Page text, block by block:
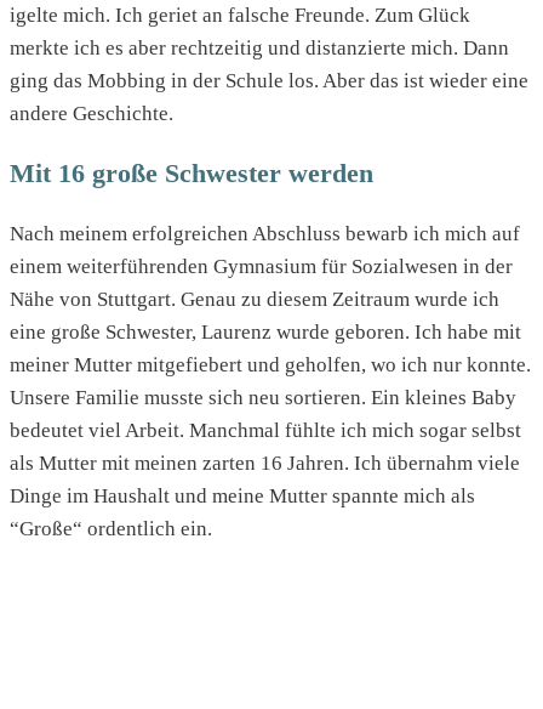
igelte mich. Ich geriet an falsche Freunde. Zum Glück
merkte ich es aber rechtzeitig und distanzierte mich. Dann
ging das Mobbing in der Schule los. Aber das ist wieder eine
andere Geschichte.
Mit 16 große Schwester werden
Nach meinem erfolgreichen Abschluss bewarb ich mich auf
einem weiterführenden Gymnasium für Sozialwesen in der
Nähe von Stuttgart. Genau zu diesem Zeitraum wurde ich
eine große Schwester, Laurenz wurde geboren. Ich habe mit
meiner Mutter mitgefiebert und geholfen, wo ich nur konnte.
Unsere Familie musste sich neu sortieren. Ein kleines Baby
bedeutet viel Arbeit. Manchmal fühlte ich mich sogar selbst
als Mutter mit meinen zarten 16 Jahren. Ich übernahm viele
Dinge im Haushalt und meine Mutter spannte mich als
“Große“ ordentlich ein.